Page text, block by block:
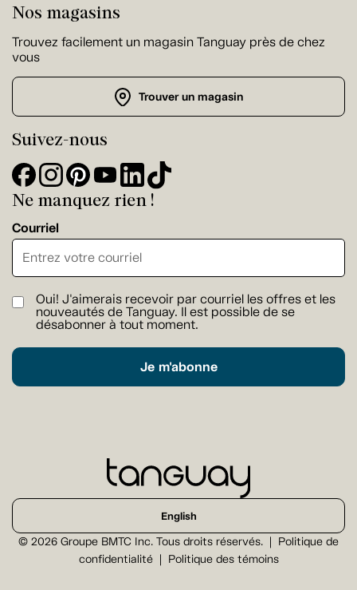
Nos magasins
Trouvez facilement un magasin Tanguay près de chez
vous
Trouver un magasin
Suivez-nous
Ne manquez rien !
Courriel
Oui! J'aimerais recevoir par courriel les offres et les
nouveautés de Tanguay. Il est possible de se
désabonner à tout moment.
Je m'abonne
© 2026 Groupe BMTC Inc. Tous droits réservés.
Politique de
confidentialité
Politique des témoins
English